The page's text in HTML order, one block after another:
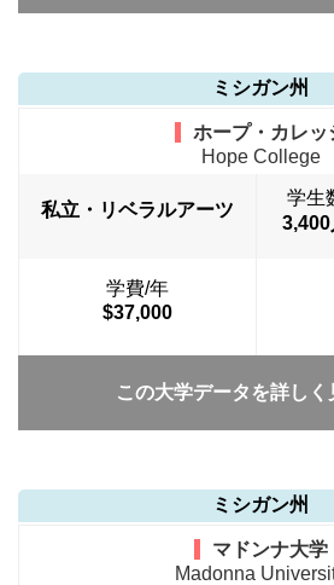
ミシガン州
ホープ・カレッ
Hope College
私立・リベラルアーツ
学生
3,400
学費/年
$37,000
この大学データを詳し
ミシガン州
マドンナ大学
Madonna